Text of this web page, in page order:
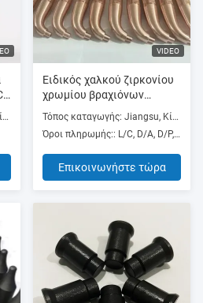
Τόπος καταγωγής: Jiangsu, Κίνα (ηπειρωτική χώρα)
VIDEO
Ειδικός χαλκού ζιρκονίου
χρωμίου βραχιόνων
ηλεκτροδίων μηχανών
συγκόλλησης σημείων που
διαμορφώνεται
Τόπος καταγωγής: Jiangsu, Κίνα (ηπειρωτική χώρα)
Όροι πληρωμής:: L/C, D/A, D/P, T/T, Western Union
Επικοινωνήστε τώρα